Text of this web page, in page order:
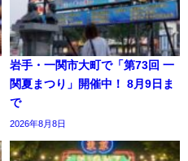
岩手・一関市大町で「第73回 一
関夏まつり」開催中！ 8月9日ま
で
2026年8月8日